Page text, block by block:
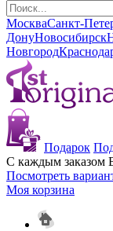
МоскваСанкт-
ДонуНовосибирск
Новгород
Подарок
С каждым заказом
Посмотреть
Моя корзина